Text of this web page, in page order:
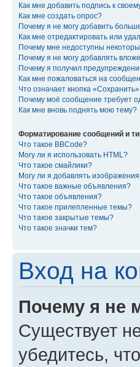
Как мне добавить подпись к
Как мне создать опрос?
Почему я не могу добавить
Как мне отредактировать или
Почему мне недоступны
Почему я не могу добавлять
Почему я получил
Как мне пожаловаться на
Что означает кнопка
Почему моё сообщение требует
Как мне вновь поднять мою тему?
Форматирование сообщений и
Что такое BBCode?
Могу ли я использовать HTML?
Что такое смайлики?
Могу ли я добавлять
Что такое важные объявления?
Что такое объявления?
Что такое прилепленные темы?
Что такое закрытые темы?
Что такое значки тем?
Вход на
Почему я не
Существует
убедитесь,